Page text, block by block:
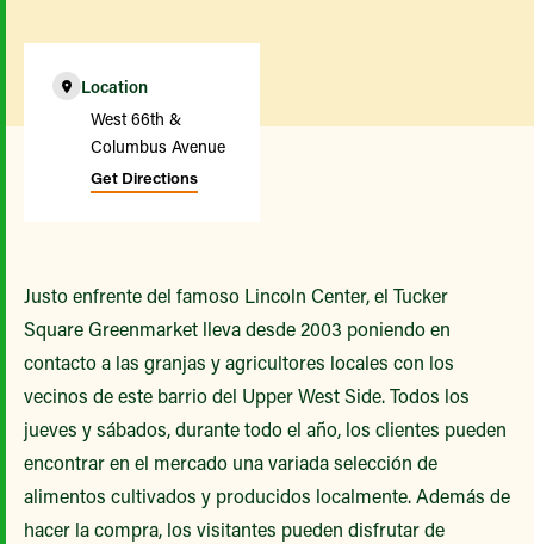
Location
West 66th &
Columbus Avenue
Get Directions
Justo enfrente del famoso Lincoln Center, el Tucker
Square Greenmarket lleva desde 2003 poniendo en
contacto a las granjas y agricultores locales con los
vecinos de este barrio del Upper West Side. Todos los
jueves y sábados, durante todo el año, los clientes pueden
encontrar en el mercado una variada selección de
alimentos cultivados y producidos localmente. Además de
hacer la compra, los visitantes pueden disfrutar de